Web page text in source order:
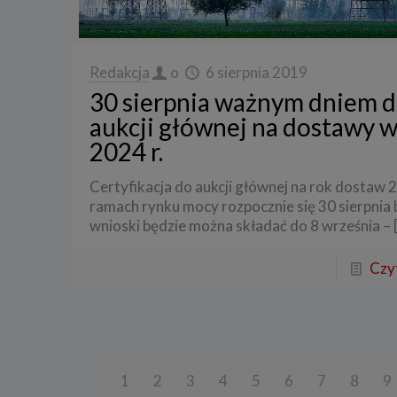
Redakcja o 6 sierpnia 2019
30 sierpnia ważnym dniem
aukcji głównej na dostawy w
2024 r.
Certyfikacja do aukcji głównej na rok dostaw
ramach rynku mocy rozpocznie się 30 sierpnia
wnioski będzie można składać do 8 września –
1 2 3 4 5 6 7 8 9
3.
stron i
Twoje
a)
swoje
oraz
5.